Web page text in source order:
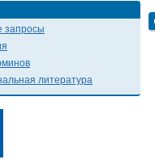
запросы
литература